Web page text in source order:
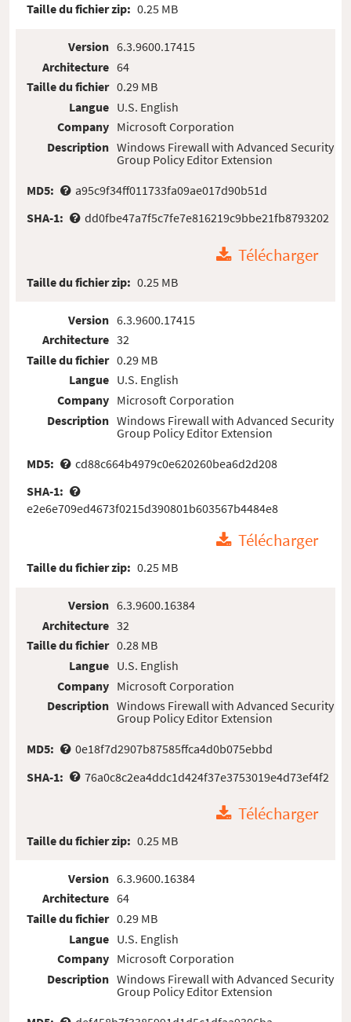
Taille du fichier zip: 0.25 MB
Version
Architecture
Taille du fichier
Langue
Company
Description
6.3.9600.17415
64
0.29 MB
U.S. English
Microsoft Corporation
Windows Firewall with Advanced Security
Group Policy Editor Extension
MD5:
a95c9f34ff011733fa09ae017d90b51d
SHA-1:
dd0fbe47a7f5c7fe7e816219c9bbe21fb8793202
Télécharger
Taille du fichier zip: 0.25 MB
Version
Architecture
Taille du fichier
Langue
Company
Description
6.3.9600.17415
32
0.29 MB
U.S. English
Microsoft Corporation
Windows Firewall with Advanced Security
Group Policy Editor Extension
MD5:
cd88c664b4979c0e620260bea6d2d208
SHA-1:
e2e6e709ed4673f0215d390801b603567b4484e8
Télécharger
Taille du fichier zip: 0.25 MB
Version
Architecture
Taille du fichier
Langue
Company
Description
6.3.9600.16384
32
0.28 MB
U.S. English
Microsoft Corporation
Windows Firewall with Advanced Security
Group Policy Editor Extension
MD5:
0e18f7d2907b87585ffca4d0b075ebbd
SHA-1:
76a0c8c2ea4ddc1d424f37e3753019e4d73ef4f2
Télécharger
Taille du fichier zip: 0.25 MB
Version
Architecture
Taille du fichier
Langue
Company
Description
6.3.9600.16384
64
0.29 MB
U.S. English
Microsoft Corporation
Windows Firewall with Advanced Security
Group Policy Editor Extension